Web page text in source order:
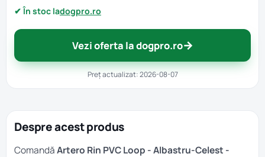
✔ În stoc ladogpro.ro
Vezi oferta la dogpro.ro→
Preț actualizat: 2026-08-07
Despre acest produs
ComandăArtero Rin PVC Loop - Albastru-Celest -